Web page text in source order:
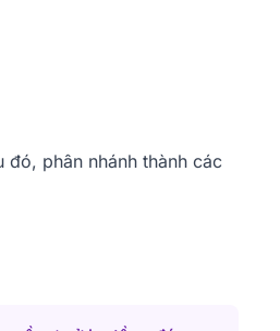
phân nhánh thành các